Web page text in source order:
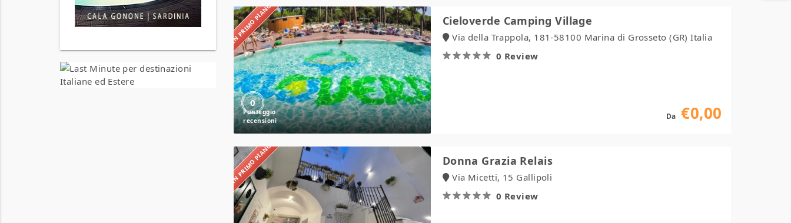
IN PRIMO PIANO
0
Cieloverde
Camping
Village
Cieloverde Camping Village
Via della Trappola, 181-58100 Marina di Grosseto (GR) Italia
0 Review
Da €0,00
IN PRIMO PIANO
Donna
Grazia
Relais
Donna Grazia Relais
Via Micetti, 15 Gallipoli
0 Review